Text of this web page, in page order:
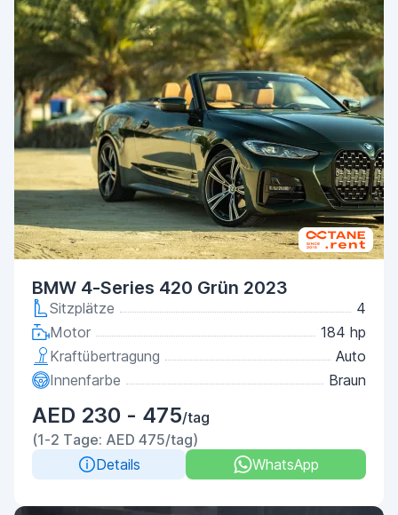
BMW 4-Series 420 Grün 2023
Sitzplätze
4
Motor
184 hp
Kraftübertragung
Auto
Innenfarbe
Braun
AED 230 - 475/tag
(1-2 Tage: AED 475/tag)
Details
WhatsApp